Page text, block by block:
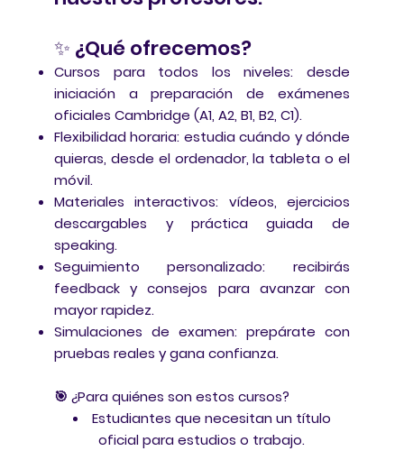
✨ ¿Qué ofrecemos?
Cursos para todos los niveles: desde
iniciación a preparación de exámenes
oficiales Cambridge (A1, A2, B1, B2, C1).
Flexibilidad horaria: estudia cuándo y dónde
quieras, desde el ordenador, la tableta o el
móvil.
Materiales interactivos: vídeos, ejercicios
descargables y práctica guiada de
speaking.
Seguimiento personalizado: recibirás
feedback y consejos para avanzar con
mayor rapidez.
Simulaciones de examen: prepárate con
pruebas reales y gana confianza.
🎯 ¿Para quiénes son estos cursos?
Estudiantes que necesitan un título
oficial para estudios o trabajo.